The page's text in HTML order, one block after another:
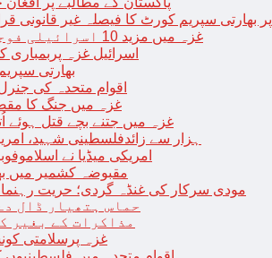
بھارتی سپریم کورٹ کا فیصلہ غیر قانونی
غزہ میں مزید 10 اسرائیلی فوجی ہلاک؛ 2 یرغمالی فوجیوں کی لاشیں بھی برآمد
اسرائیل غزہ
بھارتی
اقوام متحدہ کی
غزہ میں جنگ کا
غزہ میں جتنے بچے قتل ہوئے اُتنےعراق کی 14سالہ جنگ
18 ہزار سے زائدفلسطینی شہید،
امریکی میڈیا نے
مقبوضہ کشمیر میں
مودی سرکار کی غنڈہ گردی؛ حریت رہنما
حماس ہتھیار ڈال
مذاکرات کے بغیر
غزہ پرسلامتی